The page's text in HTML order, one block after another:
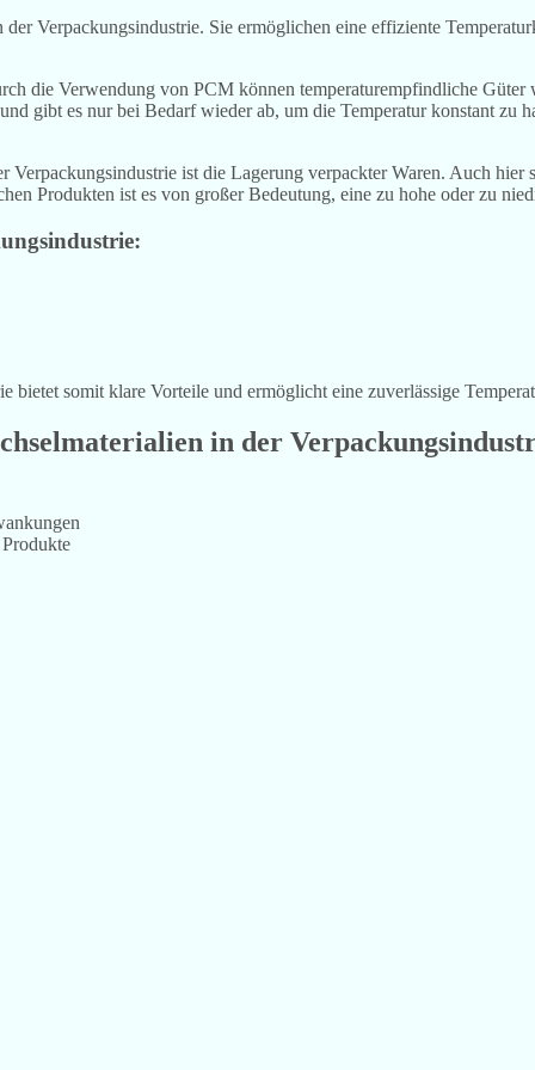
Verpackungsindustrie. Sie ermöglichen eine effiziente
die Verwendung von PCM können temperaturempfindliche
gibt es nur bei Bedarf wieder ab, um die Temperatur konstant
ist die Lagerung verpackter Waren. Auch
Produkten ist es von großer Bedeutung, eine zu hohe oder zu
bietet somit klare Vorteile und ermöglicht eine zuverlässige
in der